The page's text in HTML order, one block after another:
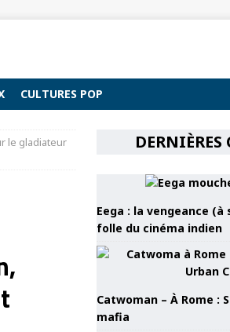
CULTURES POP
le gladiateur
Eega : la vengeance
folle du cinéma indien
Catwoman – À Rome :
mafia